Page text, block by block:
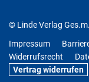
© Linde Verlag
Impressum
Widerrufsrecht
Vertrag widerrufen